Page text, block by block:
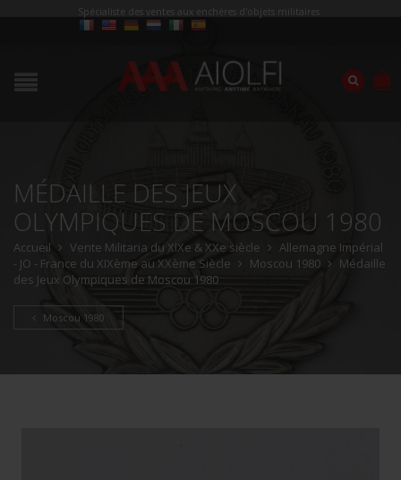
Spécialiste des ventes aux enchères d'objets militaires
MÉDAILLE DES JEUX
OLYMPIQUES DE MOSCOU 1980
Accueil Vente Militaria du XIXe & XXe siècle
Allemagne Impérial
- JO - France du XIXème au XXème Siècle
Moscou 1980
Médaille
des Jeux Olympiques de Moscou 1980
Moscou 1980